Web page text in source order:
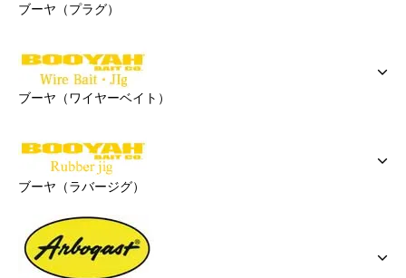
ブーヤ（プラグ）
ブーヤ（ワイヤーベイト）
ブーヤ（ラバージグ）